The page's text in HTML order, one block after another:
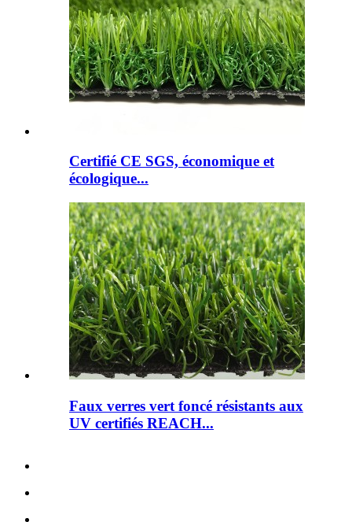
Certifié CE SGS, économique et
écologique...
Faux verres vert foncé résistants aux
UV certifiés REACH...